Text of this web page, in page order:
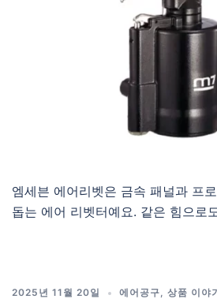
엠세븐 에어리벳은 금속 패널과 프
돕는 에어 리벳터예요. 같은 힘으로
2025년 11월 20일 에어공구, 상품 이야